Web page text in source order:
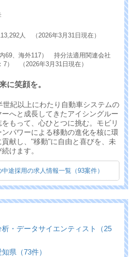
人 （2026年3月31日現在）
69、海外117） 持分法適用関連会社
7） （2026年3月31日現在）
に笑顔を。
世紀以上にわたり自動車システムの
へと成長してきたアイシングルー
もって、心ひとつに挑む。モビリ
パワーによる移動の進化を核に環
献し、"移動"に自由と喜びを、未
けます。
途採用の求人情報一覧（93案件）
・データサイエンティスト（25
県（73件）